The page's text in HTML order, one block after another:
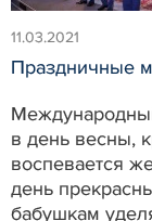
11.03.2021
Праздничные
в день весны,
воспевается
день
бабушкам